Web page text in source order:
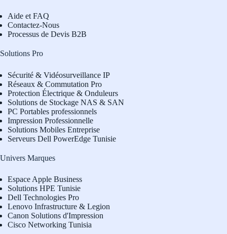
Aide et FAQ
Contactez-Nous
Processus de Devis B2B
Solutions Pro
Sécurité & Vidéosurveillance IP
Réseaux & Commutation Pro
Protection Électrique & Onduleurs
Solutions de Stockage NAS & SAN
PC Portables professionnels
Impression Professionnelle
Solutions Mobiles Entreprise
Serveurs Dell PowerEdge Tunisie
Univers Marques
Espace Apple Business
Solutions HPE Tunisie
Dell Technologies Pro
Lenovo Infrastructure & Legion
Canon Solutions d'Impression
Cisco Networking Tunisia